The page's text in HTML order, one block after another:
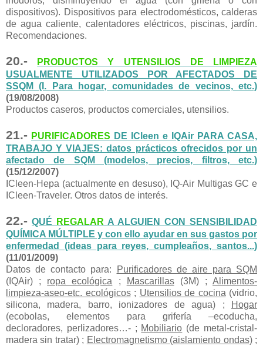
dispositivos). Dispositivos para electrodomésticos, calderas
de agua caliente, calentadores eléctricos, piscinas, jardín.
Recomendaciones.
20.-
PRODUCTOS Y UTENSILIOS DE LIMPIEZA
USUALMENTE UTILIZADOS POR AFECTADOS DE
SSQM (I. Para hogar, comunidades de vecinos, etc.)
(19/08/2008)
Productos caseros, productos comerciales, utensilios.
21.- PURIFICADORES DE ICleen e IQAir PARA CASA,
TRABAJO Y VIAJES: datos prácticos ofrecidos por un
afectado de SQM (modelos, precios, filtros, etc.)
(15/12/2007)
ICleen-Hepa (actualmente en desuso), IQ-Air Multigas GC e
ICleen-Traveler. Otros datos de interés.
22.- QUÉ REGALAR A ALGUIEN CON SENSIBILIDAD
QUÍMICA MÚLTIPLE y con ello ayudar en sus gastos por
enfermedad (ideas para reyes, cumpleaños, santos...)
(11/01/2009)
Datos de contacto para:
Purificadores de aire para SQM
(IQAir) ; ropa ecológica ; Mascarillas(3M) ; Alimentos-
limpieza-aseo-etc. ecológicos; Utensilios de cocina (vidrio,
silicona, madera, barro, ionizadores de agua) ;
Hogar
(ecobolas, elementos para grifería –ecoducha,
decloradores, perlizadores…- ; Mobiliario (de metal-cristal-
madera sin tratar) ; Electromagnetismo (aislamiento ondas);